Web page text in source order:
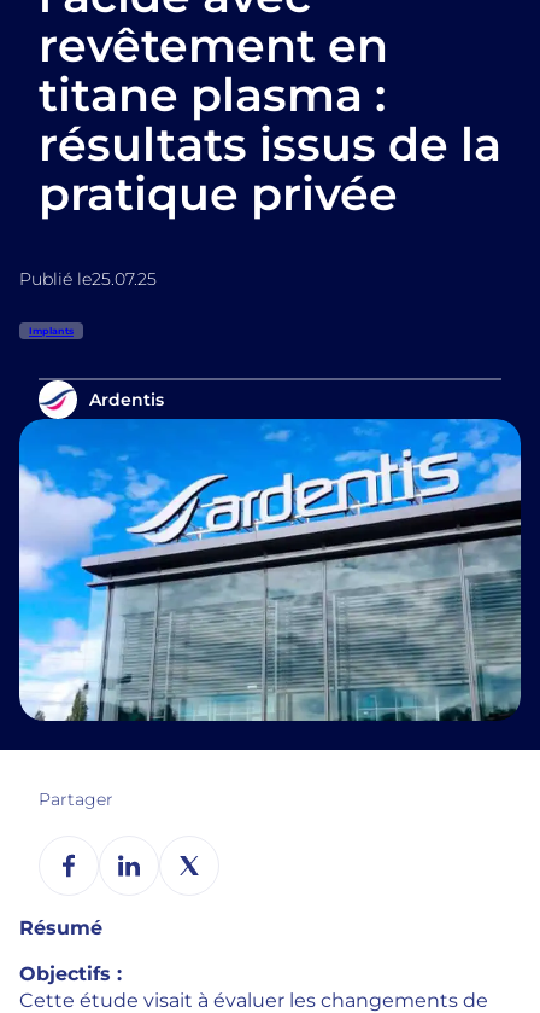
revêtement en
titane plasma :
résultats issus de la
pratique privée
Publié le25.07.25
Implants
Ardentis
Partager
Résumé
Objectifs :
Cette étude visait à évaluer les changements de